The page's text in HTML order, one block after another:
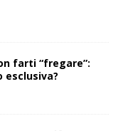
farti “fregare”:
esclusiva?